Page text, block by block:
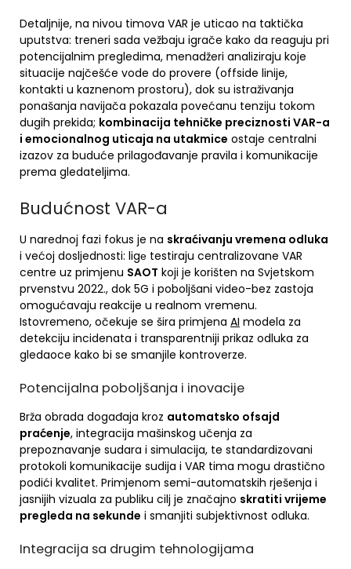
Detaljnije, na nivou timova VAR je uticao na taktička
uputstva: treneri sada vežbaju igrače kako da reaguju pri
potencijalnim pregledima, menadžeri analiziraju koje
situacije najčešće vode do provere (offside linije,
kontakti u kaznenom prostoru), dok su istraživanja
ponašanja navijača pokazala povećanu tenziju tokom
dugih prekida; kombinacija tehničke preciznosti VAR-a
i emocionalnog uticaja na utakmice ostaje centralni
izazov za buduće prilagođavanje pravila i komunikacije
prema gledateljima.
Budućnost VAR-a
U narednoj fazi fokus je na skraćivanju vremena odluka
i većoj dosljednosti: ligе testiraju centralizovane VAR
centre uz primjenu SAOT koji je korišten na Svjetskom
prvenstvu 2022., dok 5G i poboljšani video-bez zastoja
omogućavaju reakcije u realnom vremenu.
Istovremeno, očekuje se šira primjena AI modela za
detekciju incidenata i transparentniji prikaz odluka za
gledaoce kako bi se smanjile kontroverze.
Potencijalna poboljšanja i inovacije
Brža obrada događaja kroz automatsko ofsajd
praćenje, integracija mašinskog učenja za
prepoznavanje sudara i simulacija, te standardizovani
protokoli komunikacije sudija i VAR tima mogu drastično
podići kvalitet. Primjenom semi-automatskih rješenja i
jasnijih vizuala za publiku cilj je značajno skratiti vrijeme
pregleda na sekunde i smanjiti subjektivnost odluka.
Integracija sa drugim tehnologijama